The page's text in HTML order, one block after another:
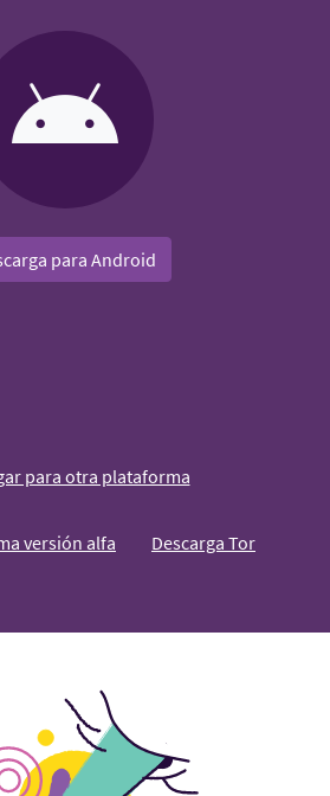
para Android
para otra plataforma
versión alfa Descarga Tor